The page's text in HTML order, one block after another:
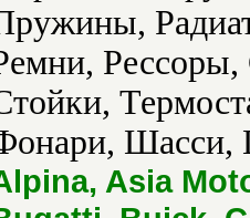
Рессоры,
Asia